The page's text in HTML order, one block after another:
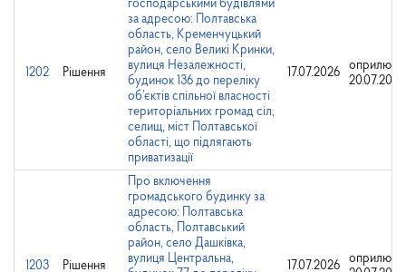
1202 Рішення
господарськими будівлями
за адресою: Полтавська
область, Кременчуцький
район, село Великі Кринки,
вулиця Незалежності,
будинок 136 до переліку
об’єктів спільної власності
територіальних громад сіл,
селищ, міст Полтавської
області, що підлягають
приватизації
17.07.2026
20.07.2026
1203 Рішення
Про включення
громадського будинку за
адресою: Полтавська
область, Полтавський
район, село Дашківка,
вулиця Центральна,
17.07.2026